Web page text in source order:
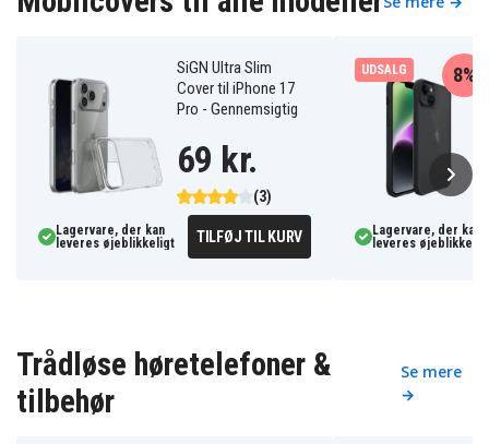
SiGN Ultra Slim
Cover til iPhone 17
Pro - Gennemsigtig
(3)
69 kr.
Lagervare, der kan
leveres øjeblikkeligt
TILFØJ TIL KURV
UDSALG 8%
Lagervare, der kan
leveres
Trådløse høretelefoner &
tilbehør
Se mere
→